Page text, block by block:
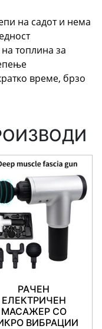
на садот и нема
топлина за
време, брзо
нетоксичен
ракување
оброци и
РАЧЕН
ЕЛЕКТРИЧЕН
МАСАЖЕР СО
ВИБРАЦИИ